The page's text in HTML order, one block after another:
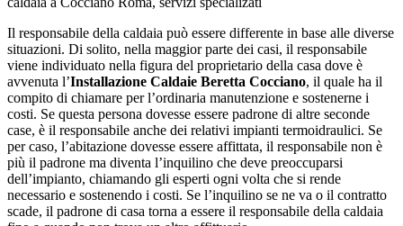
Il responsabile della caldaia può essere differente in base alle diverse
situazioni. Di solito, nella maggior parte dei casi, il responsabile
viene individuato nella figura del proprietario della casa dove è
avvenuta l’Installazione Caldaie Beretta Cocciano, il quale ha il
compito di chiamare per l’ordinaria manutenzione e sostenerne i
costi. Se questa persona dovesse essere padrone di altre seconde
case, è il responsabile anche dei relativi impianti termoidraulici. Se
per caso, l’abitazione dovesse essere affittata, il responsabile non è
più il padrone ma diventa l’inquilino che deve preoccuparsi
dell’impianto, chiamando gli esperti ogni volta che si rende
necessario e sostenendo i costi. Se l’inquilino se ne va o il contratto
scade, il padrone di casa torna a essere il responsabile della caldaia